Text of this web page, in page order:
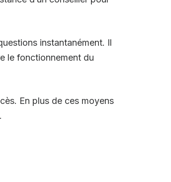
instantanément. Il
le fonctionnement du
En plus de ces moyens